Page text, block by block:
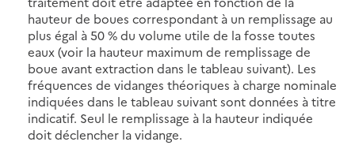
hauteur de boues correspondant à un remplissage au
plus égal à 50 % du volume utile de la fosse toutes
eaux (voir la hauteur maximum de remplissage de
boue avant extraction dans le tableau suivant). Les
fréquences de vidanges théoriques à charge nominale
indiquées dans le tableau suivant sont données à titre
indicatif. Seul le remplissage à la hauteur indiquée
doit déclencher la vidange.